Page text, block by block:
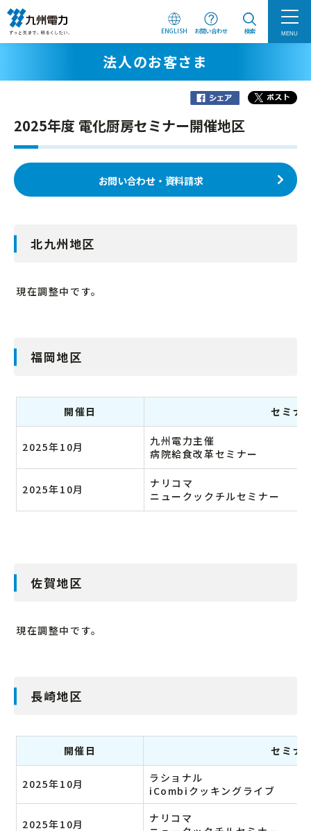
ENGLISH お問い合わせ 検索 MENU
法人のお客さま
2025年度 電化厨房セミナー開催地区
お問い合わせ・資料請求
北九州地区
現在調整中です。
福岡地区
開催日 セミナ
2025年10月
九州電力主催
病院給食改革セミナー
2025年10月
ナリコマ
ニュークックチルセミナー
佐賀地区
現在調整中です。
長崎地区
開催日 セミナ
2025年10月
ラショナル
iCombiクッキングライブ
2025年10月
ナリコマ